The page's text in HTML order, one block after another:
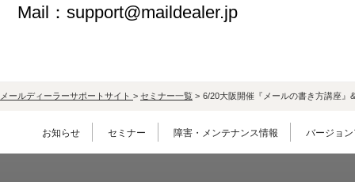
Mail：support@maildealer.jp
メールディーラーサポートサイト > セミナー一覧 > 6/20大阪開催『メールの書き方講座』
お知らせ セミナー 障害・メンテナンス情報 バージョ